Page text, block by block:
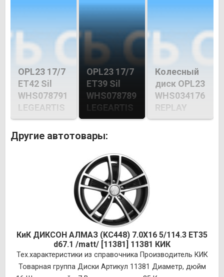
OPL23 17/7
ET42 Sil
WHS078791
LEGEARTIS
OPL23 17/7
ET39 Sil
WHS078789
LEGEARTIS
Колесный
диск OPL23
WHS034176
REPLAY
Другие автотовары:
КиК ДИКСОН АЛМАЗ (KC448) 7.0X16 5/114.3 ET35
d67.1 /matt/ [11381] 11381 КИК
Тех.характеристики из справочника Производитель КИК
Товарная группа Диски Артикул 11381 Диаметр, дюйм